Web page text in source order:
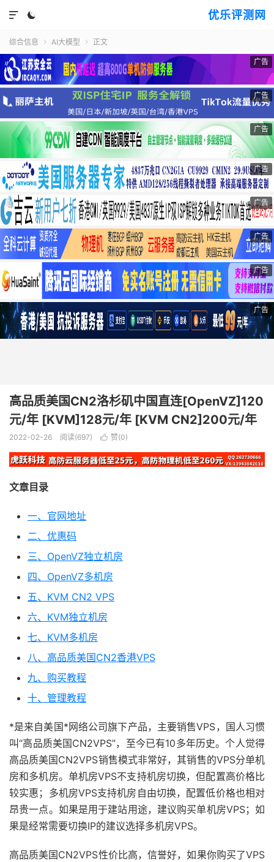
优乐评测网


综合信息  AI大模型  正文
广告
广告
广告
广告
广告
广告
广告
广告
高品质美国CN2洛杉矶中国直连[OpenVZ]120
元/年 [KVM]128元/年 [KVM CN2]200元/年
2022-02-26 阅读(697)  赞(0)
文章目录
一、官网地址
二、优惠码
三、OpenVZ独立机房
四、OpenVZ多机房
五、KVM CN2 VPS
六、KVM独立机房
七、KVM多机房
八、高品质美国CN2香港VPS
九、购买教程
十、管理教程
*是来自美国*网络公司旗下产品，主要销售VPS，国人习惯
叫“高品质美国CN2VPS”，至今已有10多年历史。个人觉得
高品质美国CN2VPS销售模式非常好，其销售的VPS分单机
房和多机房。单机房VPS不支持机房切换，但配置高价格比
较实惠；多机房VPS支持机房自由切换，配置低价格也相对
昂贵一点。如果是用于建站用途，建议购买单机房VPS；如
果是经常需要切换IP的建议选择多机房VPS。
高品质美国CN2VPS性价比高，信誉好，如果你购买了VPS